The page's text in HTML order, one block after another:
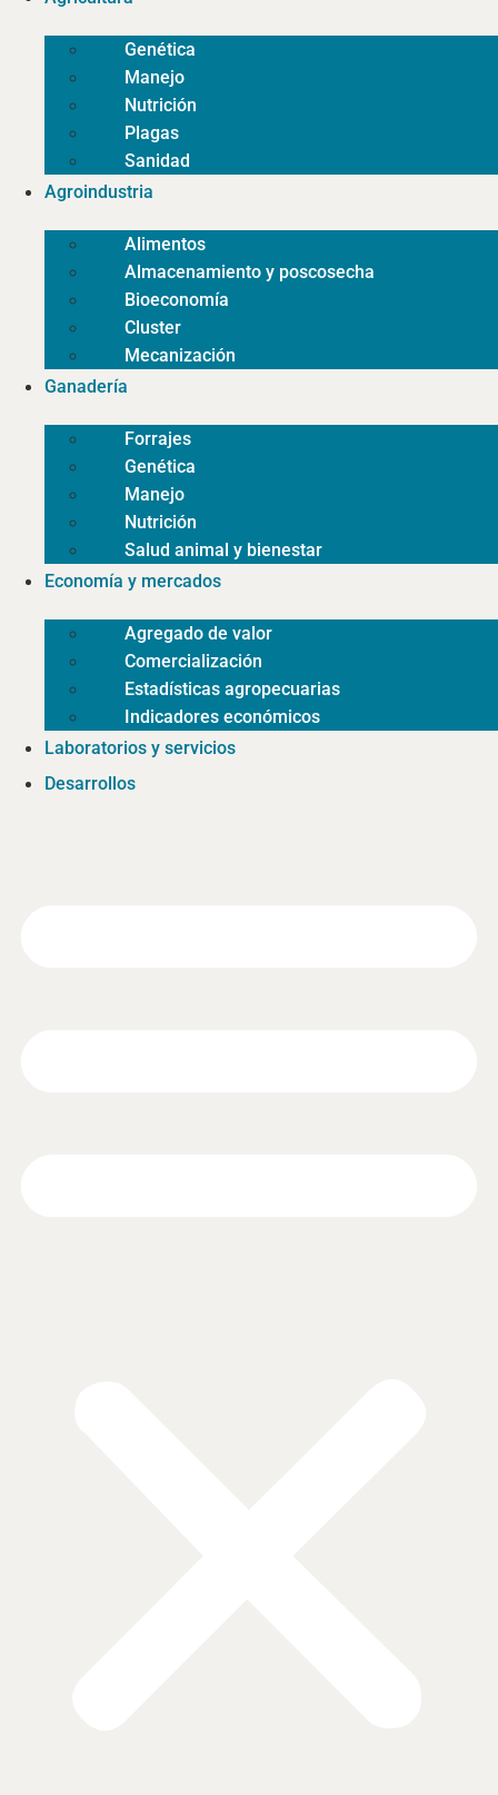
Genética
Manejo
Nutrición
Plagas
Sanidad
Agroindustria
Alimentos
Almacenamiento y poscosecha
Bioeconomía
Cluster
Mecanización
Ganadería
Forrajes
Genética
Manejo
Nutrición
Salud animal y bienestar
Economía y mercados
Agregado de valor
Comercialización
Estadísticas agropecuarias
Indicadores económicos
Laboratorios y servicios
Desarrollos